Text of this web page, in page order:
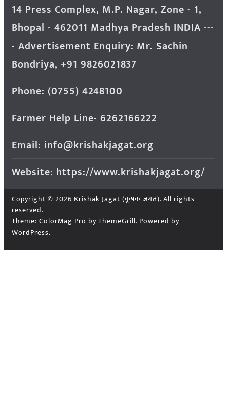
14 Press Complex, M.P. Nagar, Zone - 1,
Bhopal - 462011 Madhya Pradesh INDIA ---
- Advertisement Enquiry: Mr. Sachin
Bondriya, +91 9826021837
Phone: (0755) 4248100
Farmer Help Line- 6262166222
Email: info@krishakjagat.org
Website: https://www.krishakjagat.org/
Copyright © 2026 Krishak Jagat (कृषक जगत). All rights
reserved.
Theme: ColorMag Pro by ThemeGrill. Powered by
WordPress.